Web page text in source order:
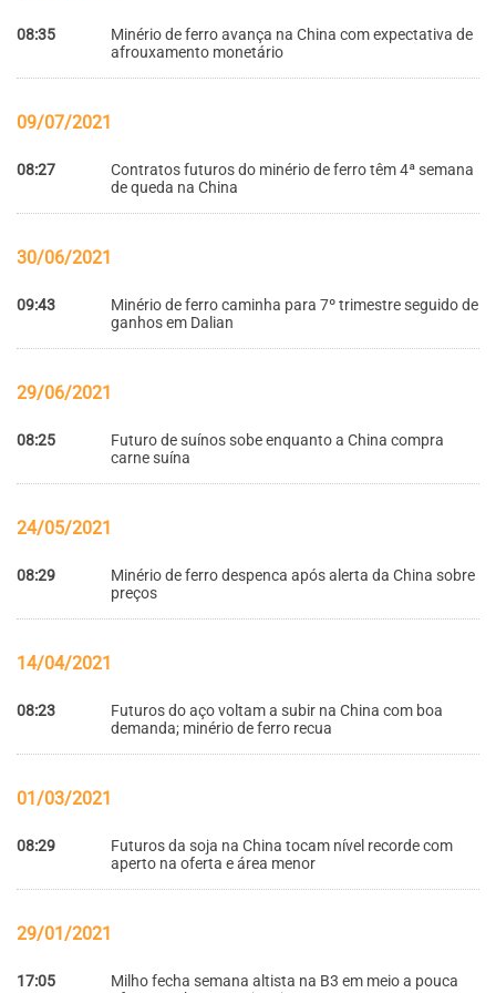
08:35
Minério de ferro avança na China com expectativa de
afrouxamento monetário
09/07/2021
08:27
Contratos futuros do minério de ferro têm 4ª semana
de queda na China
30/06/2021
09:43
Minério de ferro caminha para 7º trimestre seguido de
ganhos em Dalian
29/06/2021
08:25
Futuro de suínos sobe enquanto a China compra
carne suína
24/05/2021
08:29
Minério de ferro despenca após alerta da China sobre
preços
14/04/2021
08:23
Futuros do aço voltam a subir na China com boa
demanda; minério de ferro recua
01/03/2021
08:29
Futuros da soja na China tocam nível recorde com
aperto na oferta e área menor
29/01/2021
17:05
Milho fecha semana altista na B3 em meio a pouca